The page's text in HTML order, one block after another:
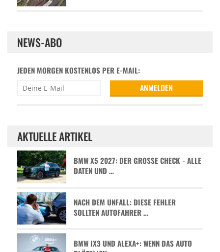
NEWS-ABO
JEDEN MORGEN KOSTENLOS PER E-MAIL:
AKTUELLE ARTIKEL
BMW X5 2027: DER GROSSE CHECK - ALLE D
ATEN UND …
NACH DEM UNFALL: DIESE FEHLER
SOLLTEN AUTOFAHRER …
BMW IX3 UND ALEXA+: WENN DAS AUTO